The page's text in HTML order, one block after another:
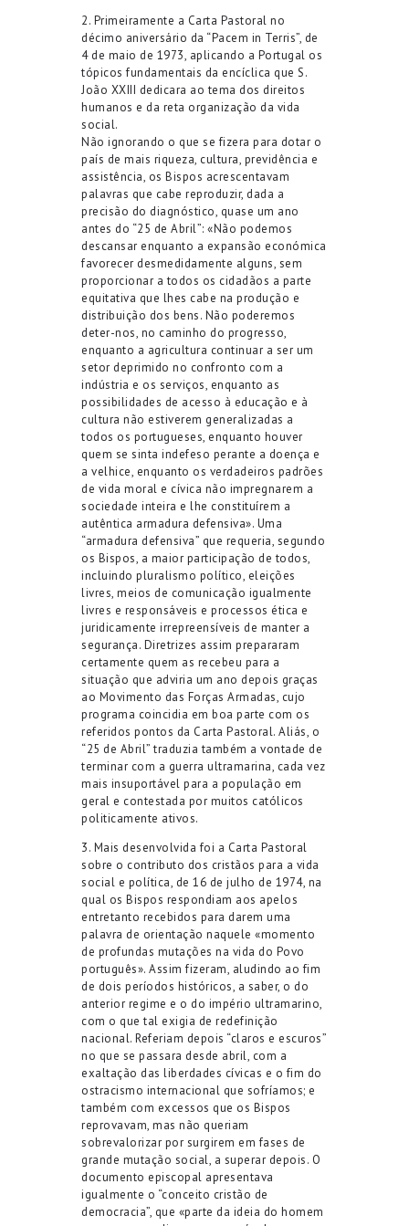
2. Primeiramente a Carta Pastoral no
décimo aniversário da “Pacem in Terris”, de
4 de maio de 1973, aplicando a Portugal os
tópicos fundamentais da encíclica que S.
João XXIII dedicara ao tema dos direitos
humanos e da reta organização da vida
social.
Não ignorando o que se fizera para dotar o
país de mais riqueza, cultura, previdência e
assistência, os Bispos acrescentavam
palavras que cabe reproduzir, dada a
precisão do diagnóstico, quase um ano
antes do “25 de Abril”: «Não podemos
descansar enquanto a expansão económica
favorecer desmedidamente alguns, sem
proporcionar a todos os cidadãos a parte
equitativa que lhes cabe na produção e
distribuição dos bens. Não poderemos
deter-nos, no caminho do progresso,
enquanto a agricultura continuar a ser um
setor deprimido no confronto com a
indústria e os serviços, enquanto as
possibilidades de acesso à educação e à
cultura não estiverem generalizadas a
todos os portugueses, enquanto houver
quem se sinta indefeso perante a doença e
a velhice, enquanto os verdadeiros padrões
de vida moral e cívica não impregnarem a
sociedade inteira e lhe constituírem a
autêntica armadura defensiva». Uma
“armadura defensiva” que requeria, segundo
os Bispos, a maior participação de todos,
incluindo pluralismo político, eleições
livres, meios de comunicação igualmente
livres e responsáveis e processos ética e
juridicamente irrepreensíveis de manter a
segurança. Diretrizes assim prepararam
certamente quem as recebeu para a
situação que adviria um ano depois graças
ao Movimento das Forças Armadas, cujo
programa coincidia em boa parte com os
referidos pontos da Carta Pastoral. Aliás, o
“25 de Abril” traduzia também a vontade de
terminar com a guerra ultramarina, cada vez
mais insuportável para a população em
geral e contestada por muitos católicos
politicamente ativos.
3. Mais desenvolvida foi a Carta Pastoral
sobre o contributo dos cristãos para a vida
social e política, de 16 de julho de 1974, na
qual os Bispos respondiam aos apelos
entretanto recebidos para darem uma
palavra de orientação naquele «momento
de profundas mutações na vida do Povo
português». Assim fizeram, aludindo ao fim
de dois períodos históricos, a saber, o do
anterior regime e o do império ultramarino,
com o que tal exigia de redefinição
nacional. Referiam depois “claros e escuros”
no que se passara desde abril, com a
exaltação das liberdades cívicas e o fim do
ostracismo internacional que sofríamos; e
também com excessos que os Bispos
reprovavam, mas não queriam
sobrevalorizar por surgirem em fases de
grande mutação social, a superar depois. O
documento episcopal apresentava
igualmente o “conceito cristão de
democracia”, que «parte da ideia do homem